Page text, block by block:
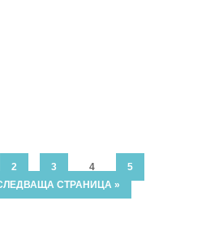
2 3 4
5
СТРАНИЦА »